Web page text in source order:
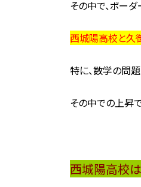
その中で、ボー
西城陽高校と久
特に、数学の問
その中での上昇
西城陽高校